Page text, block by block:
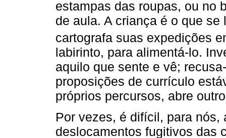
estampas das roupas, ou no
de aula. A criança é o que
cartografa suas expedições
labirinto, para alimentá-lo.
aquilo que sente e vê;
proposições de currículo
próprios percursos, abre
Por vezes, é difícil, para
deslocamentos fugitivos das